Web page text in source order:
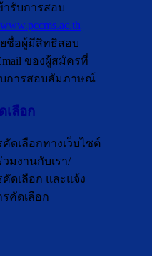
ารับการสอบ
www.pccms.ac.th
ยชื่อผู้มีสิทธิสอบ
ของผู้สมัครที่
บการสอบสัมภาษณ์
เลือก
ดเลือกทางเว็บไซต์
มงานกับเรา/
ดเลือก และแจ้ง
คัดเลือก